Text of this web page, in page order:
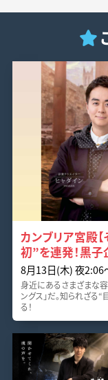
カンブリア宮殿
初”を連発！黒子
8月13日(木) 夜2:06
身近にあるさまざまな容
ングス」だ。知られざる
る！